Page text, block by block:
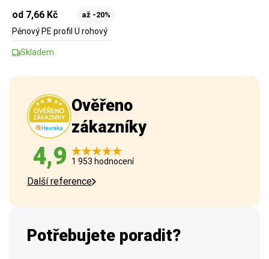
od 7,66 Kč až -20%
Pěnový PE profil U rohový
Skladem
Ověřeno
zákazníky
4,9 1 953 hodnocení
Další reference
Potřebujete poradit?